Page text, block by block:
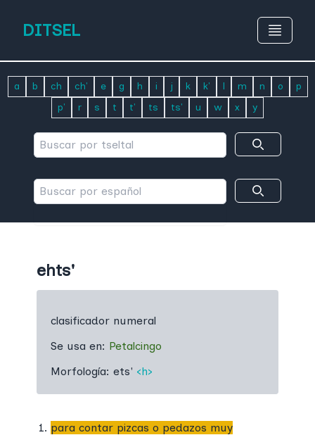
DITSEL
a b ch ch' e g h i j k k' l m n o
p
p'
r s t t' ts ts' u w x y
ehts'
clasificador numeral
Se usa en: Petalcingo
Morfología: ets' ‹h›
para contar pizcas o pedazos muy